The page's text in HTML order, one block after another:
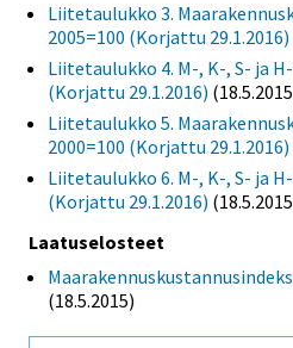
Liitetaulukko 3.
2005=100 (Korjattu 29.1.2016)
Liitetaulukko 4. M-, K-, S- ja
(Korjattu 29.1.2016)
Liitetaulukko 5.
2000=100 (Korjattu 29.1.2016)
Liitetaulukko 6. M-, K-, S- ja
(Korjattu 29.1.2016)
Laatuselosteet
(18.5.2015)